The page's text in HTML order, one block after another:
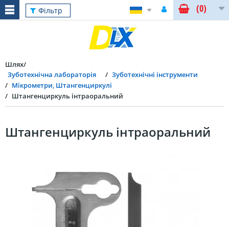
Фільтр (0)
Шлях
Зуботехнічна лабораторія
Зуботехнічні інструменти
Мікрометри, Штангенциркулі
Штангенциркуль інтраоральний
Штангенциркуль інтраоральний